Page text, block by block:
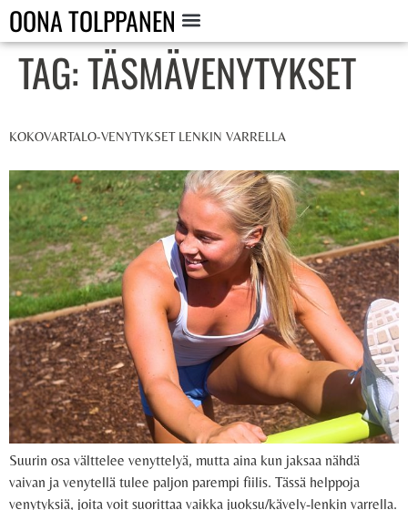
OONA TOLPPANEN
TAG:TÄSMÄVENYTYKSET
KOKOVARTALO-VENYTYKSET LENKIN VARRELLA
Suurin osa välttelee venyttelyä, mutta aina kun jaksaa nähdä
vaivan ja venytellä tulee paljon parempi fiilis. Tässä helppoja
venytyksiä, joita voit suorittaa vaikka juoksu/kävely-lenkin varrella.